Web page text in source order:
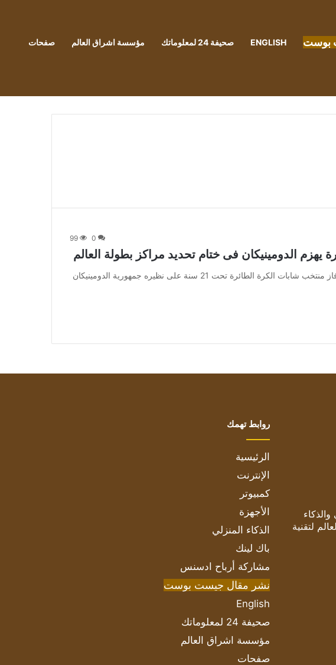
بوست ENGLISH صحيفة 24 لمعلوماتك مؤسسة اشراق العالم صفحات
0
99
يهزم الدومينيكان فى ختام تحديد مراكز بطولة العالم
من صحيفة اشراق العالم 24:[ad_1] فاز منتخب شابات الكرة الطائرة تحت 21 سنة على نظيره جمهورية الدومينيكان
لتقنية
روابط تهمك
الرئيسية
الإنترنت
كمبيوتر
الأجهزة
الذكاء المنزلي
باك لينك
مشاركة أرباح ادسنس
نشر مقال جيست بوست
English
صحيفة 24 لمعلوماتك
مؤسسة اشراق العالم
صفحات